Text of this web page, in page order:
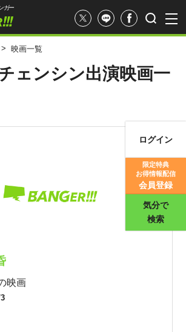
ガー
ログイン
限定特典
お得情報配信
会員登録
気分で
検索
> 映画一覧
ェンシン出演映画一
映画